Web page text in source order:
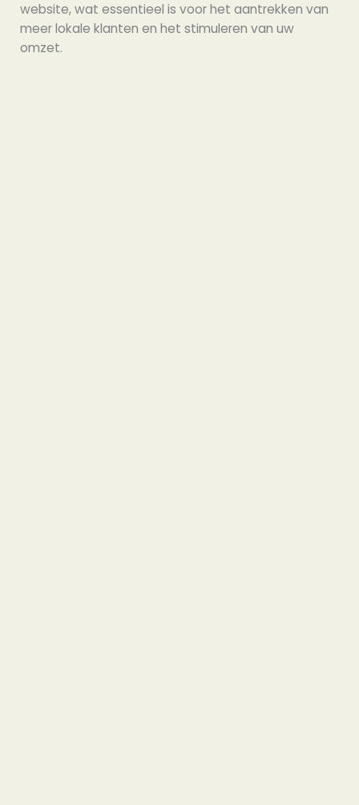
website, wat essentieel is voor het aantrekken van
meer lokale klanten en het stimuleren van uw
omzet.